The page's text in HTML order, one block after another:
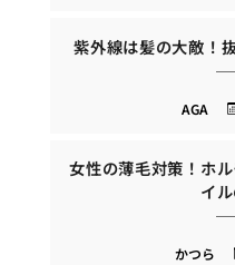
紫外線は髪の大敵！
AGA
女性の薄毛対策！ホ
イ
かつら